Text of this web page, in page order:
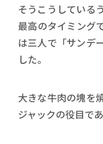
そうこうしている
最高のタイミング
は三人で「サンデ
した。
大きな牛肉の塊を
ジャックの役目であ